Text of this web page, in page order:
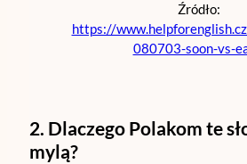
Źródło:
https://
080703-soon-vs-
2. Dlaczego Polakom te
mylą?